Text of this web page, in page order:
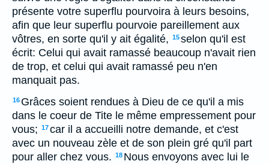
présente votre superflu pourvoira à leurs besoins,
afin que leur superflu pourvoie pareillement aux
vôtres, en sorte qu'il y ait égalité, 15selon qu'il est
écrit: Celui qui avait ramassé beaucoup n'avait rien
de trop, et celui qui avait ramassé peu n'en
manquait pas.
16 Grâces soient rendues à Dieu de ce qu'il a mis
dans le coeur de Tite le même empressement pour
vous; 17car il a accueilli notre demande, et c'est
avec un nouveau zèle et de son plein gré qu'il part
pour aller chez vous. 18 Nous envoyons avec lui le